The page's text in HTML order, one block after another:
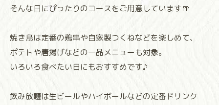
そんな日にぴったりのコースをご用意しています🍺
焼き鳥は定番の鶏串や自家製つくねなどを楽しめて、
ポテトや唐揚げなどの一品メニューも対象。
いろいろ食べたい日にもおすすめです♪
飲み放題は生ビールやハイボールなどの定番ドリンク